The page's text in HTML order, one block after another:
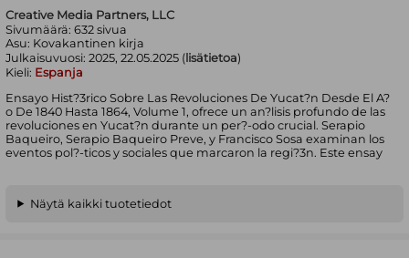
Creative Media Partners, LLC
Sivumäärä:632 sivua
Asu: Kovakantinen kirja
Julkaisuvuosi:2025, 22.05.2025 ( lisätietoa)
Kieli: Espanja
Ensayo Hist?3rico Sobre Las Revoluciones De Yucat?n Desde El A?
o De 1840 Hasta 1864, Volume 1, ofrece un an?lisis profundo de las
revoluciones en Yucat?n durante un per?-odo crucial. Serapio
Baqueiro, Serapio Baqueiro Preve, y Francisco Sosa examinan los
eventos pol?-ticos y sociales que marcaron la regi?3n. Este ensay
Näytä kaikki tuotetiedot